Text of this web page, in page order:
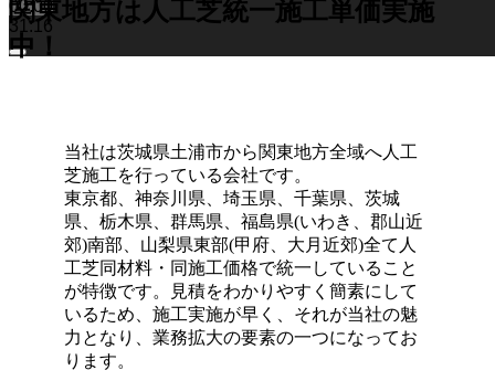
サポートさせていただきます。安心してアウトドアを楽し
めるお庭作りを実現します。
点にあります。日々の掃除は竹ぼうきで軽く掃くか、掃除
機でゴミを吸い取るだけで完了します。天然芝のように肥
料を与えたり、定期的に芝刈り機を動かしたりする必要は
ありません。常に清潔で美しい状態を保つための簡単なコ
ツについても、お引き渡し時に専門スタッフが丁寧にお伝
えしております。忙しい現代人にとって、お庭を「維持す
るための作業場」から「心からくつろげるリラックススペ
ース」へ変えることは、生活の質を大きく向上させます。
管理の負担を減らし、ゆとりある時間をご提案いたしま
00:00
31:16
関東地方は人工芝統一施工単価実施
中！
当社は茨城県土浦市から関東地方全域へ人工
芝施工を行っている会社です。
東京都、神奈川県、埼玉県、千葉県、茨城
県、栃木県、群馬県、福島県(いわき、郡山近
郊)南部、山梨県東部(甲府、大月近郊)全て人
工芝同材料・同施工価格で統一していること
が特徴です。見積をわかりやすく簡素にして
いるため、施工実施が早く、それが当社の魅
力となり、業務拡大の要素の一つになってお
ります。